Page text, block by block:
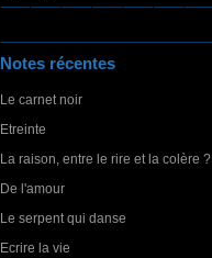
Notes récentes
Le carnet noir
Etreinte
La raison, entre le rire et la colère ?
De l'amour
Le serpent qui danse
Ecrire la vie